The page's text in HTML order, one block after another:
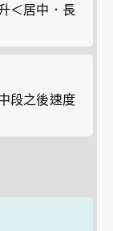
＜居中．長
段之後速度